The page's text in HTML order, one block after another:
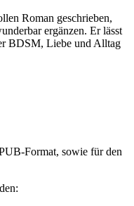
Roman geschrieben,
ergänzen. Er lässt
BDSM, Liebe und Alltag
Format, sowie für den